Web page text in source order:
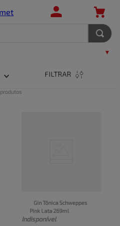
FILTRAR
produtos
Gin Tônica Schweppes
Pink Lata 269ml
Indisponível